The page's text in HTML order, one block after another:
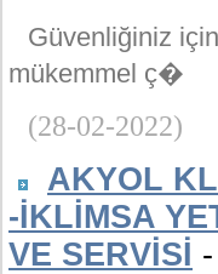
Güvenliğiniz
mükemmel ç�
(28-02-2022)
AKYOL
-İKLİMSA
VE SERVİSİ